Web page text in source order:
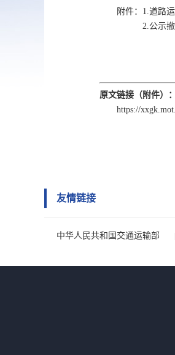
附件：1.道路
2.公示撤
原文链接（附件）：
https://
友情链接
中华人民共和国交通运输部